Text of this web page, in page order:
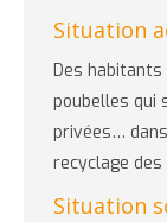
Situation
Des
poubelles qui
privées…
recyclage
Situation